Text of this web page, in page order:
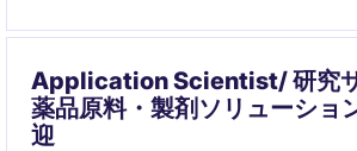
Application Scientist/ 研究
薬品原料・製剤ソリューショ
迎